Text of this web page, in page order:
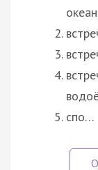
спо…